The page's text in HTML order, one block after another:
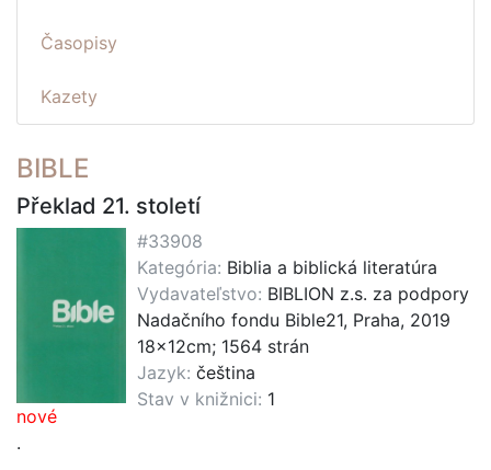
Časopisy
Kazety
BIBLE
Překlad 21. století
nové
.
#33908
Kategória: Biblia a biblická literatúra
Vydavateľstvo: BIBLION z.s. za podpory
Nadačního fondu Bible21, Praha, 2019
18x12cm; 1564 strán
Jazyk: čeština
Stav v knižnici: 1